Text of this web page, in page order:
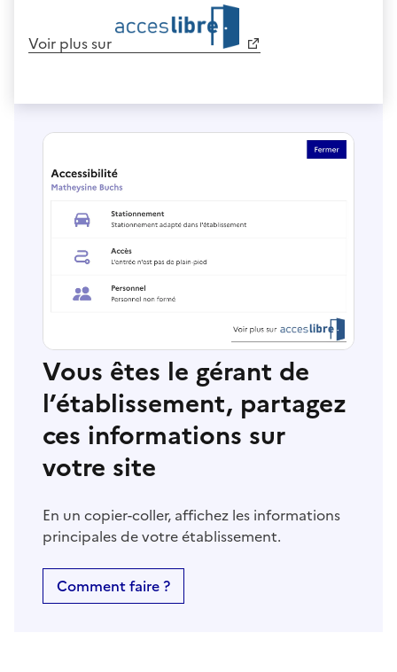
Voir plus sur
Vous êtes le gérant de
l’établissement, partagez
ces informations sur
votre site
En un copier-coller, affichez les informations
principales de votre établissement.
Comment faire ?